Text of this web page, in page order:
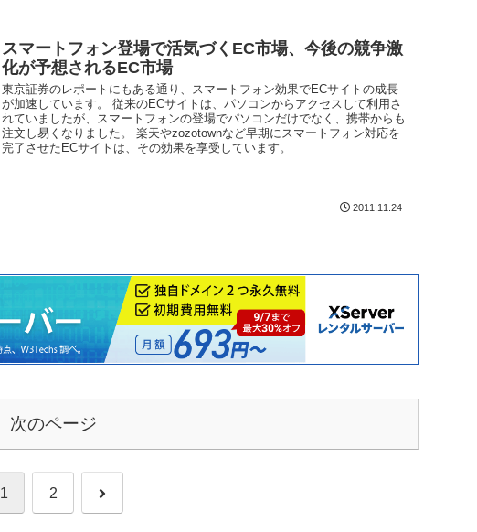
スマートフォン登場で活気づくEC市場、今後の競争激
化が予想されるEC市場
東京証券のレポートにもある通り、スマートフォン効果でECサイトの成長
が加速しています。 従来のECサイトは、パソコンからアクセスして利用さ
れていましたが、スマートフォンの登場でパソコンだけでなく、携帯からも
注文し易くなりました。 楽天やzozotownなど早期にスマートフォン対応を
完了させたECサイトは、その効果を享受しています。
2011.11.24
次のページ
1 2